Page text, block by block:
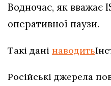
Водночас, як вважає
оперативної паузи.
Такі дані наводить
Російські джерела